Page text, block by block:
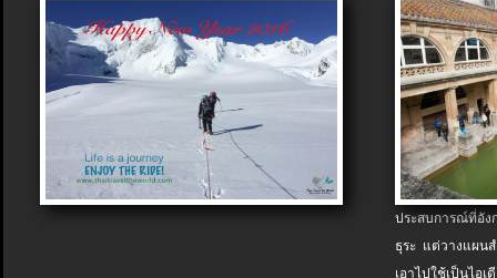
ประสบการณ์ที่อัง
ธุระ แต่วางแผน
เอาไปใช้เป็นไอ